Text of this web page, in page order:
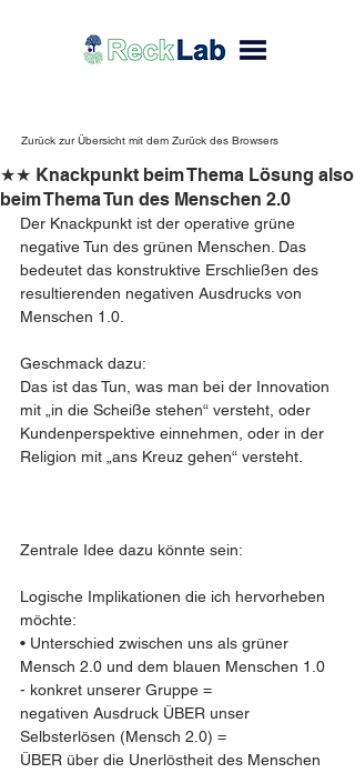
Zurück zur Übersicht mit dem Zurück des Browsers
★★ Knackpunkt beim Thema Lösung also
beim Thema Tun des Menschen 2.0
Der Knackpunkt ist der operative grüne
negative Tun des grünen Menschen. Das
bedeutet das konstruktive Erschließen des
resultierenden negativen Ausdrucks von
Menschen 1.0.
Geschmack dazu:
Das ist das Tun, was man bei der Innovation
mit „in die Scheiße stehen“ versteht, oder
Kundenperspektive einnehmen, oder in der
Religion mit „ans Kreuz gehen“ versteht.
Zentrale Idee dazu könnte sein:
Logische Implikationen die ich hervorheben
möchte:
• Unterschied zwischen uns als grüner
Mensch 2.0 und dem blauen Menschen 1.0
- konkret unserer Gruppe =
negativen Ausdruck ÜBER unser
Selbsterlösen (Mensch 2.0) =
ÜBER über die Unerlöstheit des Menschen